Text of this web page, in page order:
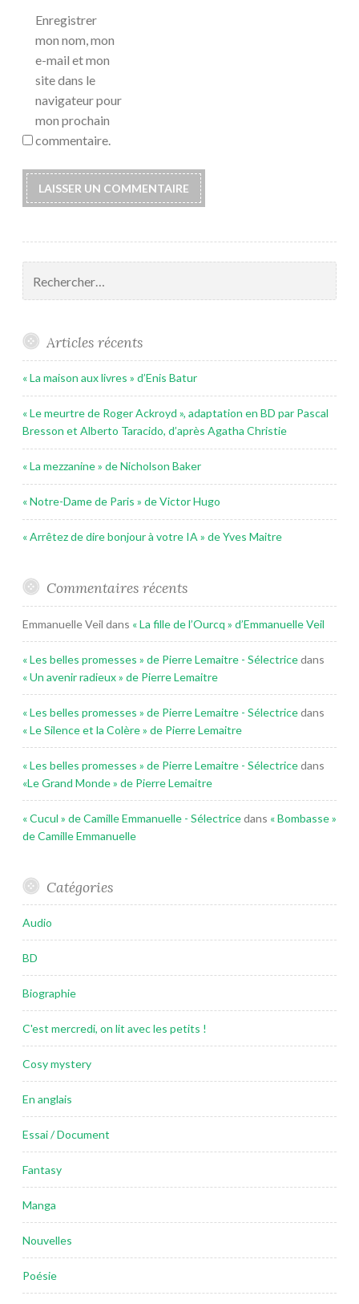
Enregistrer
mon nom, mon
e-mail et mon
site dans le
navigateur pour
mon prochain
commentaire.
Articles récents
« La maison aux livres » d’Enis Batur
« Le meurtre de Roger Ackroyd », adaptation en BD par Pascal
Bresson et Alberto Taracido, d’après Agatha Christie
« La mezzanine » de Nicholson Baker
« Notre-Dame de Paris » de Victor Hugo
« Arrêtez de dire bonjour à votre IA » de Yves Maitre
Commentaires récents
Emmanuelle Veil dans « La fille de l’Ourcq » d’Emmanuelle Veil
« Les belles promesses » de Pierre Lemaitre - Sélectricedans
« Un avenir radieux » de Pierre Lemaitre
« Les belles promesses » de Pierre Lemaitre - Sélectricedans
« Le Silence et la Colère » de Pierre Lemaitre
« Les belles promesses » de Pierre Lemaitre - Sélectricedans
«Le Grand Monde » de Pierre Lemaitre
« Cucul » de Camille Emmanuelle - Sélectricedans « Bombasse »
de Camille Emmanuelle
Catégories
Audio
BD
Biographie
C'est mercredi, on lit avec les petits !
Cosy mystery
En anglais
Essai / Document
Fantasy
Manga
Nouvelles
Poésie